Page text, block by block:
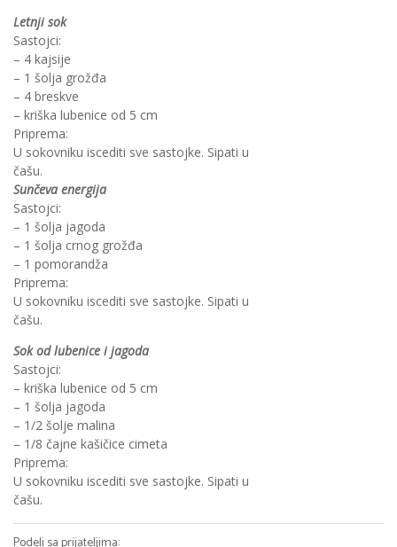
Letnji sok
Sastojci:
– 4 kajsije
– 1 šolja grožđa
– 4 breskve
– kriška lubenice od 5 cm
Priprema:
U sokovniku iscediti sve sastojke. Sipati u
čašu.
Sunčeva energija
Sastojci:
– 1 šolja jagoda
– 1 šolja crnog grožđa
– 1 pomorandža
Priprema:
U sokovniku iscediti sve sastojke. Sipati u
čašu.
Sok od lubenice i jagoda
Sastojci:
– kriška lubenice od 5 cm
– 1 šolja jagoda
– 1/2 šolje malina
– 1/8 čajne kašičice cimeta
Priprema:
U sokovniku iscediti sve sastojke. Sipati u
čašu.